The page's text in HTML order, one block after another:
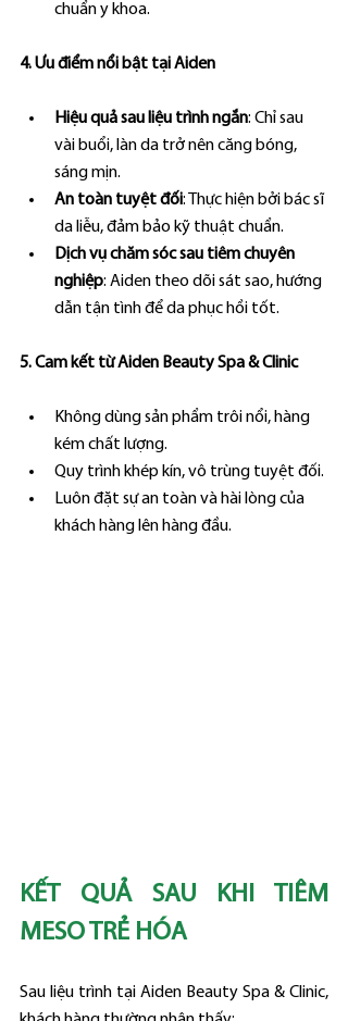
chuẩn y khoa.
4. Ưu điểm nổi bật tại Aiden
Hiệu quả sau liệu trình ngắn: Chỉ sau
vài buổi, làn da trở nên căng bóng,
sáng mịn.
An toàn tuyệt đối: Thực hiện bởi bác sĩ
da liễu, đảm bảo kỹ thuật chuẩn.
Dịch vụ chăm sóc sau tiêm chuyên
nghiệp: Aiden theo dõi sát sao, hướng
dẫn tận tình để da phục hồi tốt.
5. Cam kết từ Aiden Beauty Spa & Clinic
Không dùng sản phẩm trôi nổi, hàng
kém chất lượng.
Quy trình khép kín, vô trùng tuyệt đối.
Luôn đặt sự an toàn và hài lòng của
khách hàng lên hàng đầu.
KẾT QUẢ SAU KHI TIÊM
MESO TRẺ HÓA
Sau liệu trình tại Aiden Beauty Spa & Clinic,